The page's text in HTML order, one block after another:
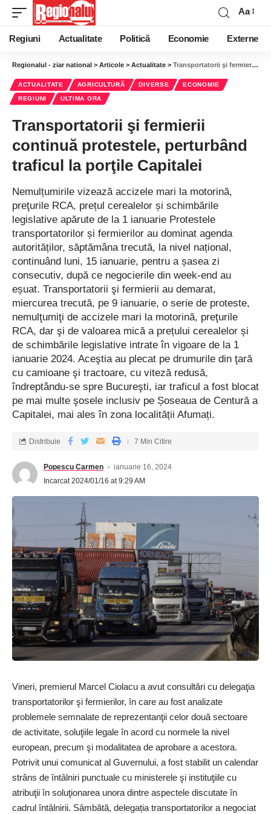
Aa
Regiuni Actualitate Politică Economie Externe
Regionalul - ziar national > Articole > Actualitate > Transportatorii şi fermierii continuă protestele, perturbând traficul la porţile Capitalei
ACTUALITATE AGRICULTURĂ DIVERSE ECONOMIE
REGIUNI ULTIMA ORA
Transportatorii şi fermierii
continuă protestele, perturbând
traficul la porţile Capitalei
Nemulțumirile vizează accizele mari la motorină,
preţurile RCA, prețul cerealelor și schimbările
legislative apărute de la 1 ianuarie Protestele
transportatorilor și fermierilor au dominat agenda
autorităților, săptămâna trecută, la nivel național,
continuând luni, 15 ianuarie, pentru a șasea zi
consecutiv, după ce negocierile din week-end au
eșuat. Transportatorii şi fermierii au demarat,
miercurea trecută, pe 9 ianuarie, o serie de proteste,
nemulţumiţi de accizele mari la motorină, preţurile
RCA, dar şi de valoarea mică a prețului cerealelor și
de schimbările legislative intrate în vigoare de la 1
ianuarie 2024. Aceştia au plecat pe drumurile din ţară
cu camioane şi tractoare, cu viteză redusă,
îndreptându-se spre Bucureşti, iar traficul a fost blocat
pe mai multe şosele inclusiv pe Șoseaua de Centură a
Capitalei, mai ales în zona localității Afumați.
Popescu Carmen
ianuarie 16, 2024
Incarcat 2024/01/16 at 9:29 AM
Distribuie 7 Min Citire
Vineri, premierul Marcel Ciolacu a avut consultări cu delegaţia
transportatorilor şi fermierilor, în care au fost analizate
problemele semnalate de reprezentanţii celor două sectoare
de activitate, soluţiile legale în acord cu normele la nivel
european, precum şi modalitatea de aprobare a acestora.
Potrivit unui comunicat al Guvernului, a fost stabilit un calendar
strâns de întâlniri punctuale cu ministerele şi instituţiile cu
atribuţii în soluţionarea unora dintre aspectele discutate în
cadrul întâlnirii. Sâmbătă, delegația transportatorilor a negociat